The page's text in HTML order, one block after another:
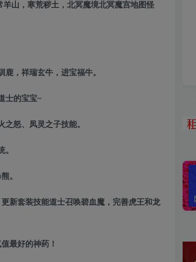
山，寒荒秽土，北冥魔境北冥魔宫地图怪
，祥瑞玄牛，进宝福牛。
士的宝宝~
怒、凤灵之子技能。
。
。
新套装技能道士召唤碧血魔，完善虎王和龙
最好的神药！